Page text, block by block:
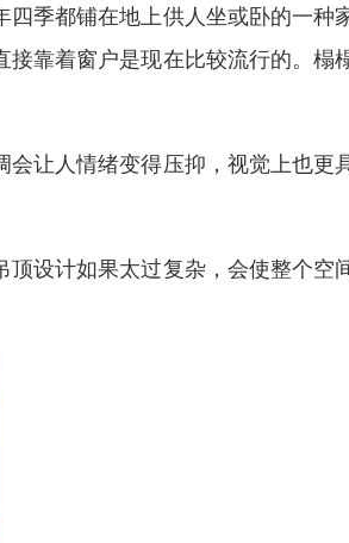
季都铺在地上供人坐或卧的一种
靠着窗户是现在比较流行的。榻
让人情绪变得压抑，视觉上也更
设计如果太过复杂，会使整个空